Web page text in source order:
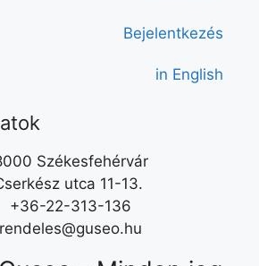
Bejelentkezés
in English
Székesfehérvár
utca 11-13.
+36-22-313-136
rendeles@guseo.hu